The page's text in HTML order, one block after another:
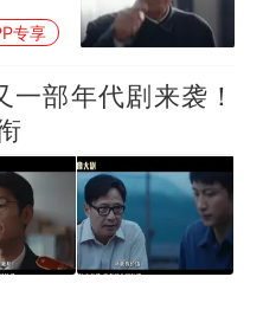
专享
部年代剧来袭！